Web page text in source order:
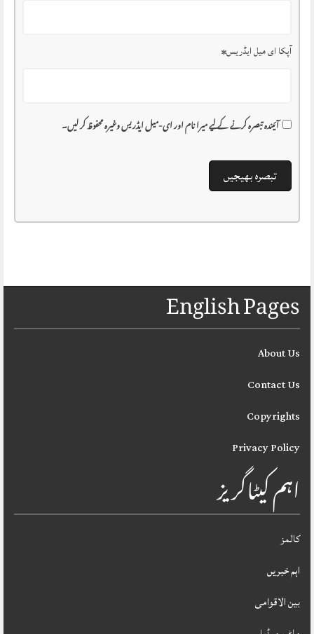
آپکا ای میل ایڈریس*
آئیندہ تبصرہ کرنے کے لیے میرا نام اور ای-میل ایڈریس وغیرہ محفوظ کر لیں۔
English Pages
About Us
Contact Us
Copyrights
Privacy Policy
اہم کیٹاگریز
کالمز
اہم خبریں
بین الاقوامی